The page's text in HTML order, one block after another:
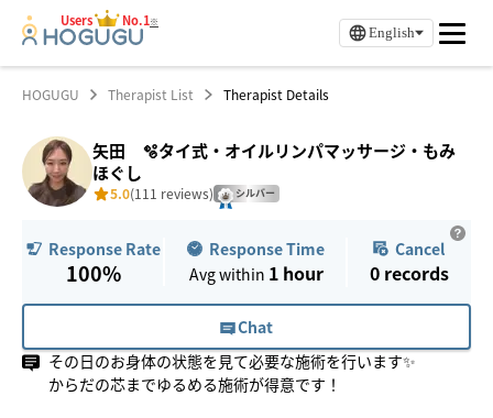
Users No.1※
English
HOGUGU Therapist List Therapist Details
矢田 🫧タイ式・オイルリンパマッサージ・もみ
ほぐし
5.0(111 reviews) シルバー
Response Rate
100%
Response Time
Avg within 1 hour
Cancel
0 records
Chat
その日のお身体の状態を見て必要な施術を行います✨
からだの芯までゆるめる施術が得意です！